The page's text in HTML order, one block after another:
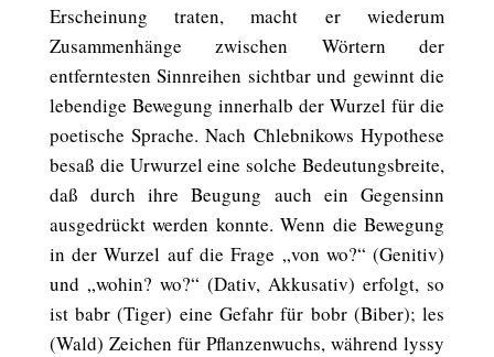
Erscheinung traten, macht er wiederum
Zusammenhänge zwischen Wörtern der
entferntesten Sinnreihen sichtbar und gewinnt die
lebendige Bewegung innerhalb der Wurzel für die
poetische Sprache. Nach Chlebnikows Hypothese
besaß die Urwurzel eine solche Bedeutungsbreite,
daß durch ihre Beugung auch ein Gegensinn
ausgedrückt werden konnte. Wenn die Bewegung
in der Wurzel auf die Frage „von wo?“ (Genitiv)
und „wohin? wo?“ (Dativ, Akkusativ) erfolgt, so
ist babr (Tiger) eine Gefahr für bobr (Biber); les
(Wald) Zeichen für Pflanzenwuchs, während lyssy